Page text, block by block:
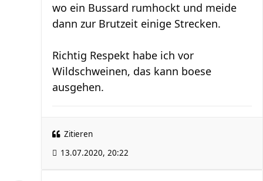
wo ein Bussard rumhockt und meide
dann zur Brutzeit einige Strecken.
Richtig Respekt habe ich vor
Wildschweinen, das kann boese
ausgehen.
Zitieren
13.07.2020, 20:22